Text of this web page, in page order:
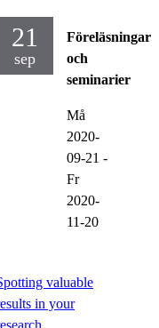
21
sep
Föreläsningar
och
seminarier
Må
2020-
09-21 -
Fr
2020-
11-20
valuable
in your